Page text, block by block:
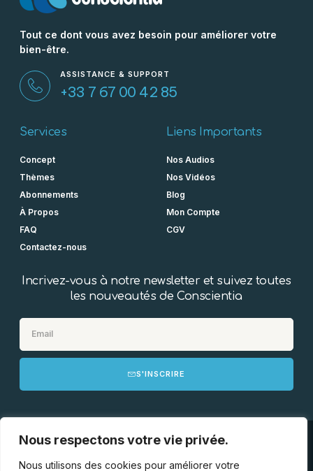
Nous respectons votre vie privée.
Nous utilisons des cookies pour améliorer votre
Tout ce dont vous avez besoin pour améliorer votre
bien-être.
ASSISTANCE & SUPPORT
+33 7 67 00 42 85
Services
Concept
Thèmes
Abonnements
À Propos
FAQ
Contactez-nous
Liens Importants
Nos Audios
Nos Vidéos
Blog
Mon Compte
CGV
Incrivez-vous à notre newsletter et suivez toutes
les nouveautés de Conscientia
S'INSCRIRE
Mentions Légales Politique de Confidentialité
Copyright © 2024 Conscientia. All rights reserved. Created by